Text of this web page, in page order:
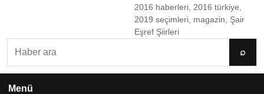
2016 haberleri, 2016 türkiye,
2019 seçimleri, magazin, Şair
Eşref Şiirleri
⌕
Menü